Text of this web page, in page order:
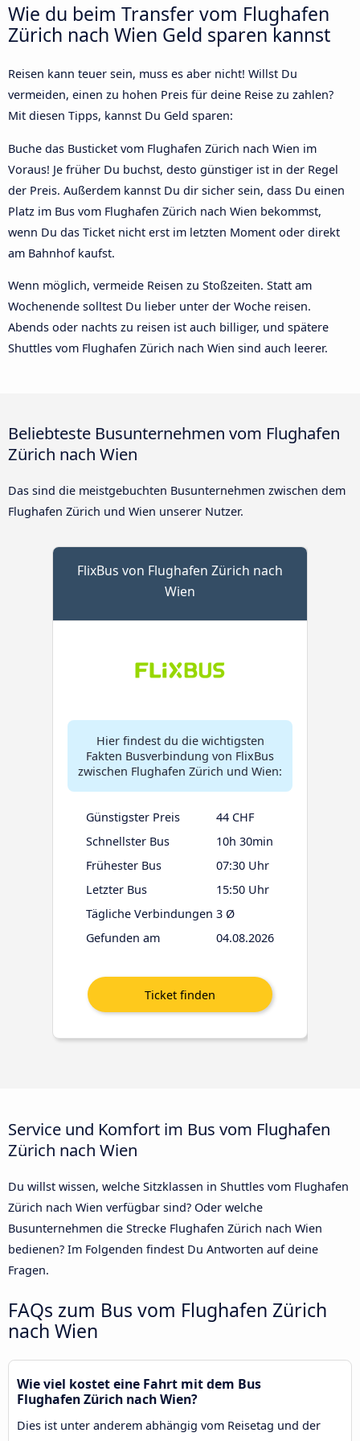
Wie du beim Transfer vom Flughafen
Zürich nach Wien Geld sparen kannst
Reisen kann teuer sein, muss es aber nicht! Willst Du
vermeiden, einen zu hohen Preis für deine Reise zu zahlen?
Mit diesen Tipps, kannst Du Geld sparen:
Buche das Busticket vom Flughafen Zürich nach Wien im
Voraus! Je früher Du buchst, desto günstiger ist in der Regel
der Preis. Außerdem kannst Du dir sicher sein, dass Du einen
Platz im Bus vom Flughafen Zürich nach Wien bekommst,
wenn Du das Ticket nicht erst im letzten Moment oder direkt
am Bahnhof kaufst.
Wenn möglich, vermeide Reisen zu Stoßzeiten. Statt am
Wochenende solltest Du lieber unter der Woche reisen.
Abends oder nachts zu reisen ist auch billiger, und spätere
Shuttles vom Flughafen Zürich nach Wien sind auch leerer.
Beliebteste Busunternehmen vom Flughafen
Zürich nach Wien
Das sind die meistgebuchten Busunternehmen zwischen dem
Flughafen Zürich und Wien unserer Nutzer.
FlixBus von Flughafen Zürich nach
Wien
Hier findest du die wichtigsten
Fakten Busverbindung von FlixBus
zwischen Flughafen Zürich und Wien:
Günstigster Preis
44 CHF
Schnellster Bus
10h 30min
Frühester Bus
07:30 Uhr
Letzter Bus
15:50 Uhr
Tägliche Verbindungen 3 Ø
Gefunden am
04.08.2026
Service und Komfort im Bus vom Flughafen
Zürich nach Wien
Du willst wissen, welche Sitzklassen in Shuttles vom Flughafen
Zürich nach Wien verfügbar sind? Oder welche
Busunternehmen die Strecke Flughafen Zürich nach Wien
bedienen? Im Folgenden findest Du Antworten auf deine
Fragen.
FAQs zum Bus vom Flughafen Zürich
nach Wien
Wie viel kostet eine Fahrt mit dem Bus
Flughafen Zürich nach Wien?
Dies ist unter anderem abhängig vom Reisetag und der